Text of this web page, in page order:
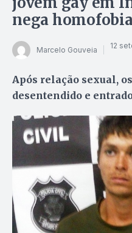
nega
Marcelo Gouveia 12
Após relação sexual,
desentendido e